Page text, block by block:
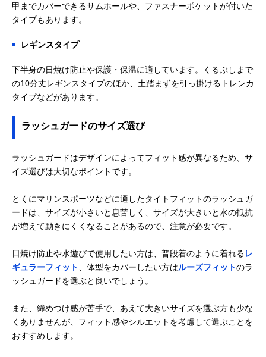
甲までカバーできるサムホールや、ファスナーポケットが付いた
タイプもあります。
レギンスタイプ
下半身の日焼け防止や保護・保温に適しています。くるぶしまで
の10分丈レギンスタイプのほか、土踏まずを引っ掛けるトレンカ
タイプなどがあります。
ラッシュガードのサイズ選び
ラッシュガードはデザインによってフィット感が異なるため、サ
イズ選びは大切なポイントです。
とくにマリンスポーツなどに適したタイトフィットのラッシュガ
ードは、サイズが小さいと息苦しく、サイズが大きいと水の抵抗
が増えて動きにくくなることがあるので、注意が必要です。
日焼け防止や水遊びで使用したい方は、普段着のように着れるレ
ギュラーフィット
、体型をカバーしたい方はルーズフィットのラ
ッシュガードを選ぶと良いでしょう。
また、締めつけ感が苦手で、あえて大きいサイズを選ぶ方も少な
くありませんが、フィット感やシルエットを考慮して選ぶことを
おすすめします。